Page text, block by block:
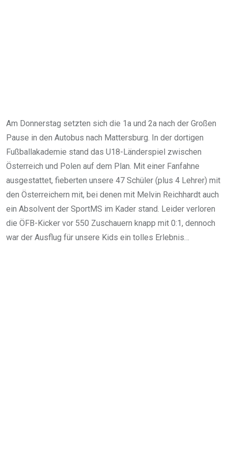
Am Donnerstag setzten sich die 1a und 2a nach der Großen
Pause in den Autobus nach Mattersburg. In der dortigen
Fußballakademie stand das U18-Länderspiel zwischen
Österreich und Polen auf dem Plan. Mit einer Fanfahne
ausgestattet, fieberten unsere 47 Schüler (plus 4 Lehrer) mit
den Österreichern mit, bei denen mit Melvin Reichhardt auch
ein Absolvent der SportMS im Kader stand. Leider verloren
die ÖFB-Kicker vor 550 Zuschauern knapp mit 0:1, dennoch
war der Ausflug für unsere Kids ein tolles Erlebnis…